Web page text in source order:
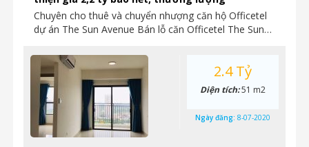
Chuyên cho thuê và chuyển nhượng căn hộ Officetel
dự án The Sun Avenue Bán lỗ căn Officetel The Sun…
2.4 Tỷ
Diện tích:51 m2
Ngày đăng: 8-07-2020